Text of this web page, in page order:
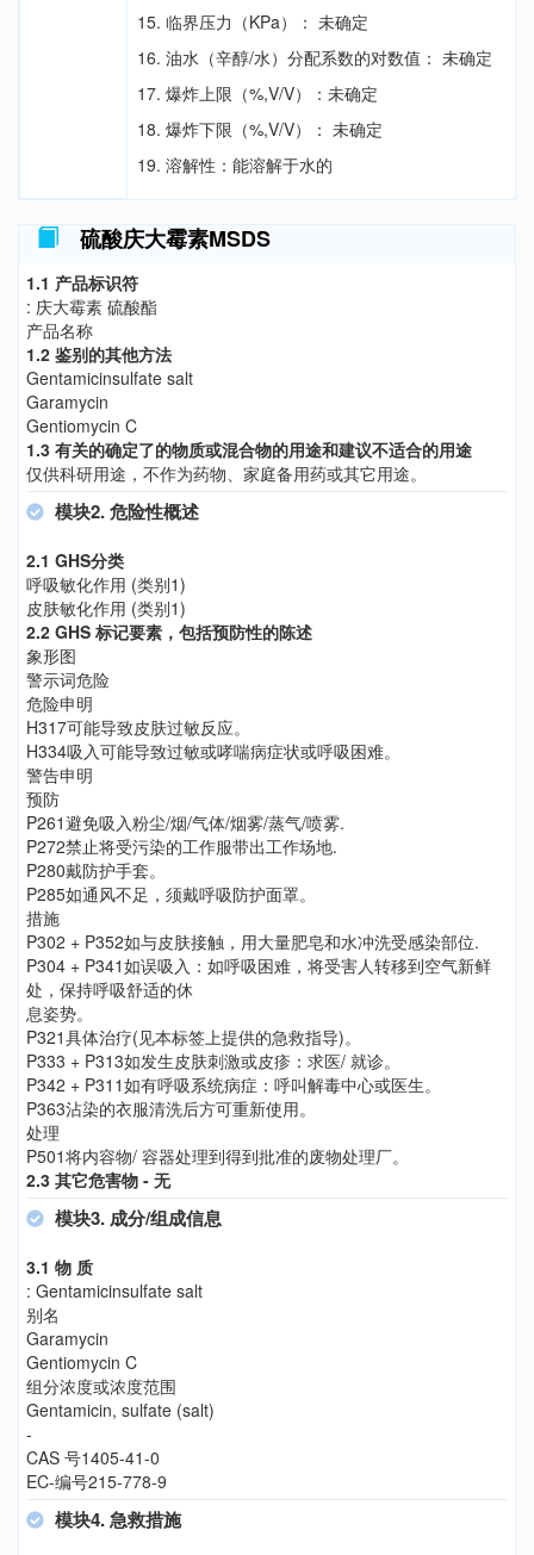
15. 临界压力（KPa）： 未确定
16. 油水（辛醇/水）分配系数的对数值： 未确定
17. 爆炸上限（%,V/V）：未确定
18. 爆炸下限（%,V/V）： 未确定
19. 溶解性：能溶解于水的
硫酸庆大霉素MSDS
1.1 产品标识符
: 庆大霉素 硫酸酯
产品名称
1.2 鉴别的其他方法
Gentamicinsulfate salt
Garamycin
Gentiomycin C
1.3 有关的确定了的物质或混合物的用途和建议不适合的用途
仅供科研用途，不作为药物、家庭备用药或其它用途。
模块2. 危险性概述
2.1 GHS分类
呼吸敏化作用 (类别1)
皮肤敏化作用 (类别1)
2.2 GHS 标记要素，包括预防性的陈述
象形图
警示词危险
危险申明
H317可能导致皮肤过敏反应。
H334吸入可能导致过敏或哮喘病症状或呼吸困难。
警告申明
预防
P261避免吸入粉尘/烟/气体/烟雾/蒸气/喷雾.
P272禁止将受污染的工作服带出工作场地.
P280戴防护手套。
P285如通风不足，须戴呼吸防护面罩。
措施
P302 + P352如与皮肤接触，用大量肥皂和水冲洗受感染部位.
P304 + P341如误吸入：如呼吸困难，将受害人转移到空气新鲜
处，保持呼吸舒适的休
息姿势。
P321具体治疗(见本标签上提供的急救指导)。
P333 + P313如发生皮肤刺激或皮疹：求医/ 就诊。
P342 + P311如有呼吸系统病症：呼叫解毒中心或医生。
P363沾染的衣服清洗后方可重新使用。
处理
P501将内容物/ 容器处理到得到批准的废物处理厂。
2.3 其它危害物 - 无
模块3. 成分/组成信息
3.1 物 质
: Gentamicinsulfate salt
别名
Garamycin
Gentiomycin C
组分浓度或浓度范围
Gentamicin, sulfate (salt)
-
CAS 号1405-41-0
EC-编号215-778-9
模块4. 急救措施